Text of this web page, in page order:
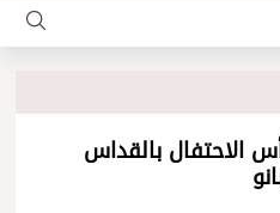
الاحتفال بالقداس